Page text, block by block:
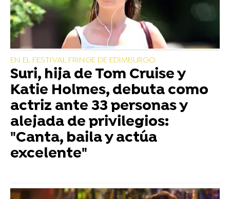
EN EL FESTIVAL FRINGE DE EDIMBURGO
Suri, hija de Tom Cruise y
Katie Holmes, debuta como
actriz ante 33 personas y
alejada de privilegios:
"Canta, baila y actúa
excelente"